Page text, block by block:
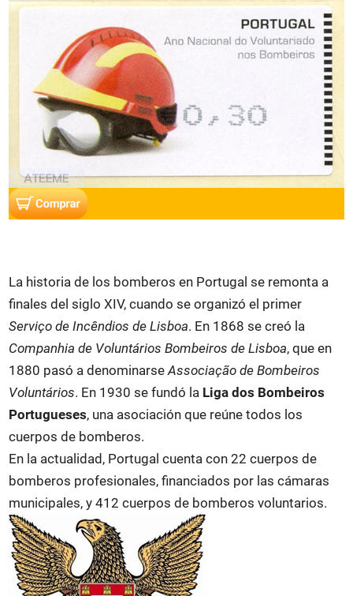
La historia de los bomberos en Portugal se remonta a
finales del siglo XIV, cuando se organizó el primer
Serviço de Incêndios de Lisboa. En 1868 se creó la
Companhia de Voluntários Bombeiros de Lisboa, que en
1880 pasó a denominarseAssociação de Bombeiros
Voluntários. En 1930 se fundó la Liga dos Bombeiros
Portugueses, una asociación que reúne todos los
cuerpos de bomberos.
En la actualidad, Portugal cuenta con 22 cuerpos de
bomberos profesionales, financiados por las cámaras
municipales, y 412 cuerpos de bomberos voluntarios.